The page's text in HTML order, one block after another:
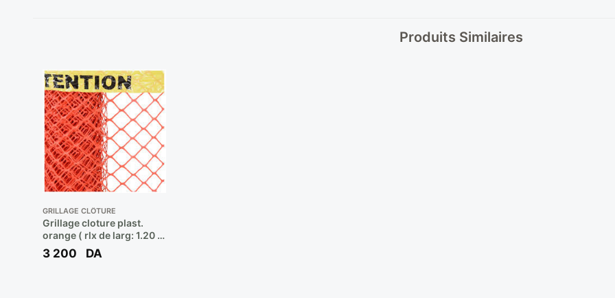
Produits Similaires
GRILLAGE CLÔTURE
Grillage cloture plast.
orange ( rlx de larg: 1.20 m
long: 25 m )**
3 200 DA